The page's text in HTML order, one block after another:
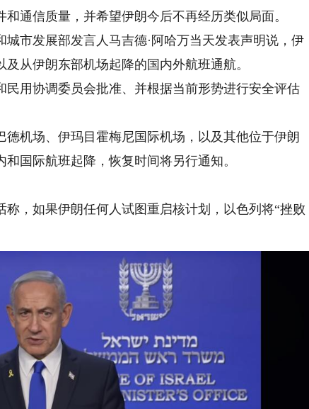
信质量，并希望伊朗今后不再经历类似局面。
市发展部发言人马吉德·阿哈万当天发表声明说，伊
从伊朗东部机场起降的国内外航班通航。
用协调委员会批准、并根据当前形势进行安全评估
机场、伊玛目霍梅尼国际机场，以及其他位于伊朗
国际航班起降，恢复时间将另行通知。
，如果伊朗任何人试图重启核计划，以色列将“挫败